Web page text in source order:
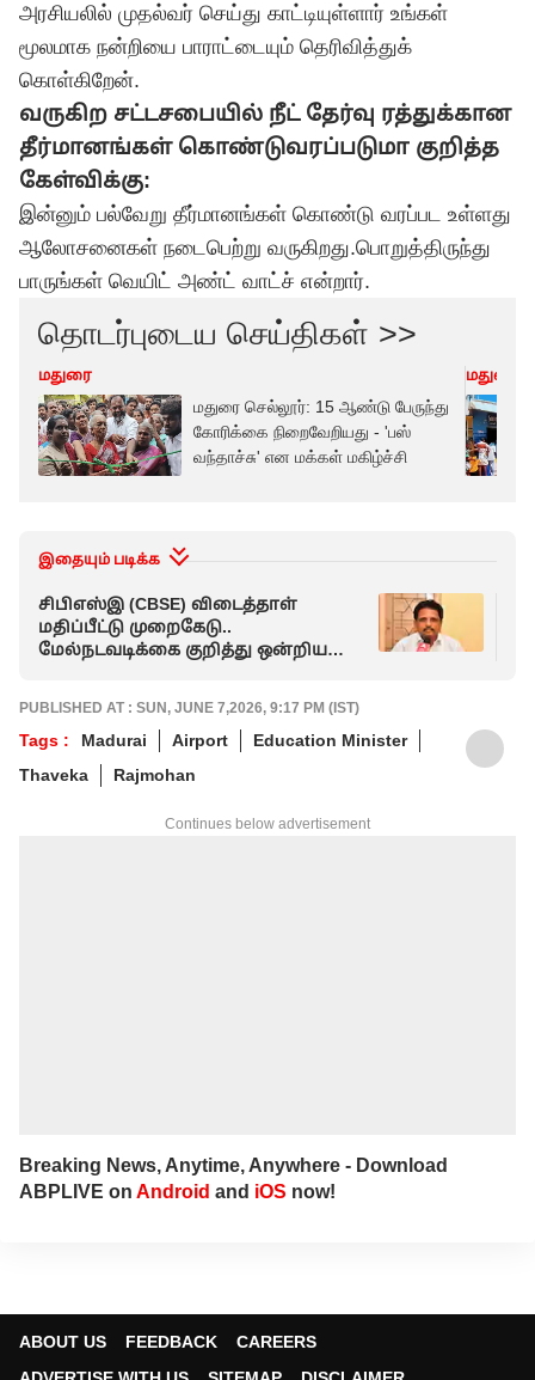
அரசியலில் முதல்வர் செய்து காட்டியுள்ளார் உங்கள்
மூலமாக நன்றியை பாராட்டையும் தெரிவித்துக்
கொள்கிறேன்.
வருகிற சட்டசபையில் நீட் தேர்வு ரத்துக்கான
தீர்மானங்கள் கொண்டுவரப்படுமா குறித்த
கேள்விக்கு:
இன்னும் பல்வேறு தீர்மானங்கள் கொண்டு வரப்பட உள்ளது
ஆலோசனைகள் நடைபெற்று வருகிறது.பொறுத்திருந்து
பாருங்கள் வெயிட் அண்ட் வாட்ச் என்றார்.
தொடர்புடைய செய்திகள் >>
மதுரை
மதுரை செல்லூர்: 15 ஆண்டு பேருந்து
கோரிக்கை நிறைவேறியது - 'பஸ்
வந்தாச்சு' என மக்கள் மகிழ்ச்சி
மதுரை
இதையும் படிக்க
சிபிஎஸ்இ (CBSE) விடைத்தாள்
மதிப்பீட்டு முறைகேடு..
மேல்நடவடிக்கை குறித்து ஒன்றிய
PUBLISHED AT : SUN, JUNE 7,2026, 9:17 PM (IST)
Tags : Madurai Airport
Education Minister
Thaveka
Rajmohan
Continues below advertisement
Breaking News, Anytime, Anywhere - Download
ABPLIVE on Android and iOS now!
ABOUT US FEEDBACK
CAREERS